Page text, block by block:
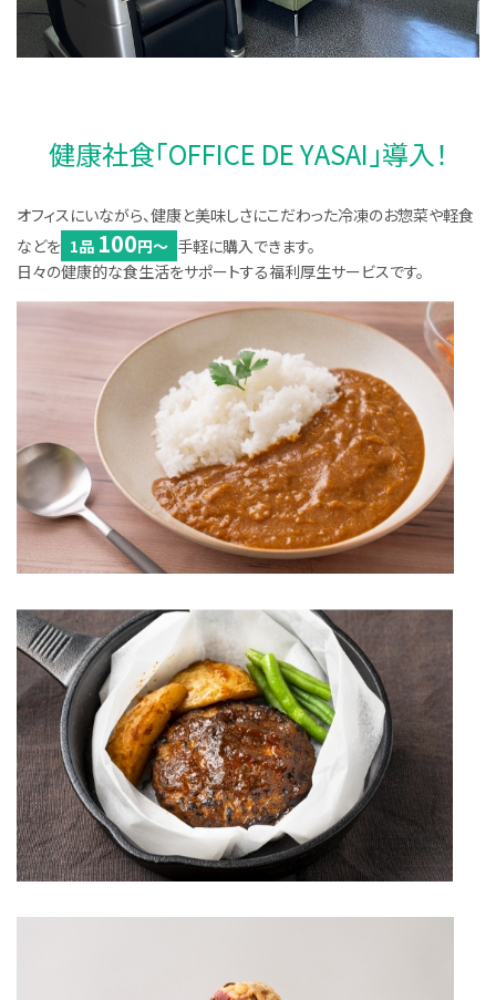
健康社食「OFFICE DE YASAI」導入！
オフィスにいながら、健康と美味しさにこだわった冷凍のお惣菜や軽食
などを 1品 100円〜 手軽に購入できます。
日々の健康的な食生活をサポートする福利厚生サービスです。